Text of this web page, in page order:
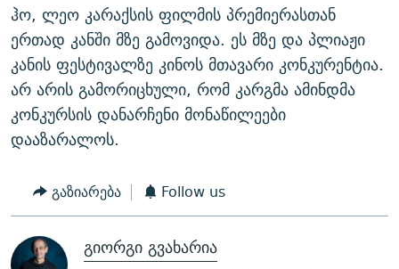
ჰო, ლეო კარაქსის ფილმის პრემიერასთან
ერთად კანში მზე გამოვიდა. ეს მზე და პლიაჟი
კანის ფესტივალზე კინოს მთავარი კონკურენტია.
არ არის გამორიცხული, რომ კარგმა ამინდმა
კონკურსის დანარჩენი მონაწილეები
დააზარალოს.
გაზიარება Follow us
გიორგი გვახარია